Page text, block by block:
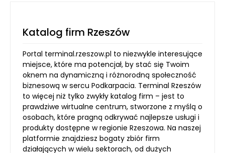
Katalog firm Rzeszów
Portal terminal.rzeszow.pl to niezwykle interesujące
miejsce, które ma potencjał, by stać się Twoim
oknem na dynamiczną i różnorodną społeczność
biznesową w sercu Podkarpacia. Terminal Rzeszów
to więcej niż tylko zwykły katalog firm – jest to
prawdziwe wirtualne centrum, stworzone z myślą o
osobach, które pragną odkrywać najlepsze usługi i
produkty dostępne w regionie Rzeszowa. Na naszej
platformie znajdziesz bogaty zbiór firm
działających w wielu sektorach, od dużych